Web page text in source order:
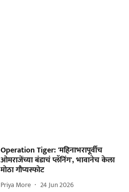
Operation Tiger: 'महिनाभरापूर्वीच
ओमराजेंच्या बंडाचं प्लॅनिंग', भावानेच केला
मोठा गौप्यस्फोट
Priya More 24 Jun 2026